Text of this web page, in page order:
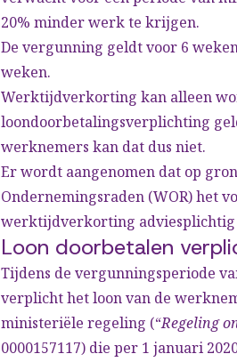
20% minder werk te krijgen.
De vergunning geldt voor 6
weken.
Werktijdverkorting kan alleen
loondoorbetalingsverplichting
werknemers kan dat dus niet.
Er wordt aangenomen dat op
Ondernemingsraden (WOR) het
werktijdverkorting adviesplichtig
Loon doorbetalen
Tijdens de vergunningsperiode
verplicht het loon van de
ministeriële regeling (“Regeling
0000157117) die per 1 januari